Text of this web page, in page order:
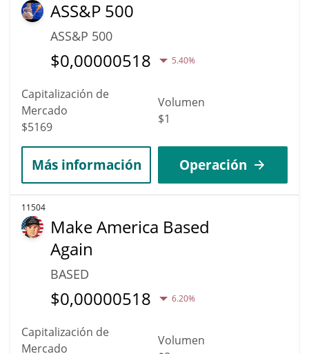
ASS&P 500
ASS&P 500
$0,00000518 5.40%
Capitalización de
Mercado
$5169
Volumen
$1
Más información Operación
11504
Make America Based
Again
BASED
$0,00000518 6.20%
Capitalización de
Mercado
Volumen